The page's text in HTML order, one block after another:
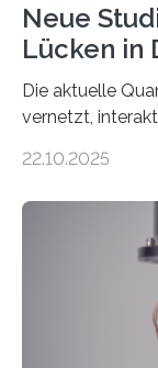
Neue
Lücken in
Die aktuelle
vernetzt,
oft von
werden schnell
der Forschung
Jahre alt
Internationalen
technologie
22.10.2025